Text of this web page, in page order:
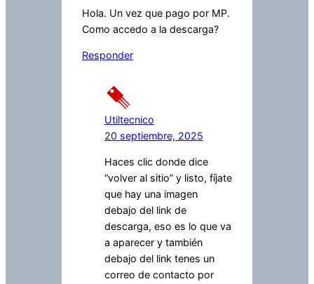
Hola. Un vez que pago por MP.
Como accedo a la descarga?
Responder
Utiltecnico
20 septiembre, 2025
Haces clic donde dice
“volver al sitio” y listo, fíjate
que hay una imagen
debajo del link de
descarga, eso es lo que va
a aparecer y también
debajo del link tenes un
correo de contacto por